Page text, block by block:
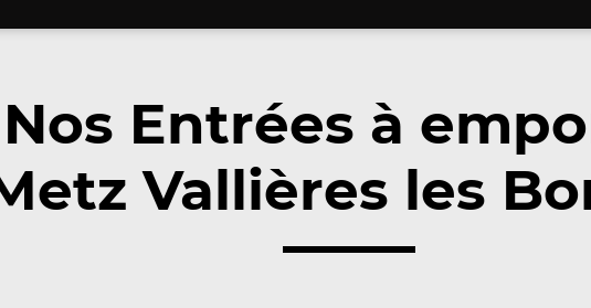
Nos Entrées à
Vallières les